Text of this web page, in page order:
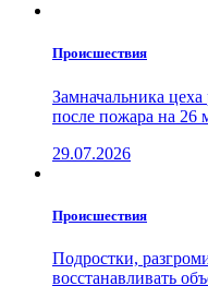
Проиcшествия
Замначальника
после пожара на 26
29.07.2026
Проиcшествия
Подростки,
восстанавливать